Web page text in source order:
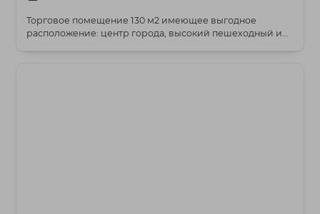
Торговое помещение 130 м2 имеющее выгодное
расположение: центр города, высокий пешеходный и